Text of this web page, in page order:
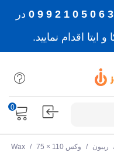
در
ایتا اقدام نمایید.
0
ریبون / وکس Wax / 75 × 110